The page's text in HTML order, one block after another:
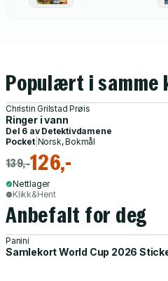
Populært i samme
Christin Grilstad Prøis
Ringer i vann
Del 6 av Detektivdamene
Pocket| Norsk, Bokmål
139,-126,-
Nettlager
Klikk&Hent
Anbefalt for deg
Panini
Samlekort World Cup 2026